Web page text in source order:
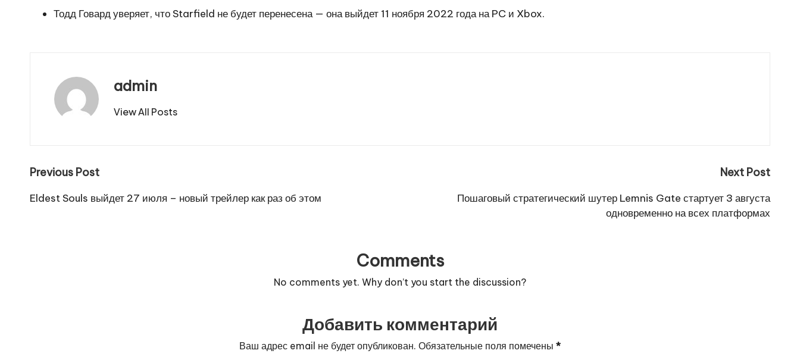
Тодд Говард уверяет, что Starfield не будет перенесена — она выйдет 11 ноября 2022 года на PC и Xbox.
admin
View All Posts
Post
navigation
Previous Post
Eldest Souls выйдет 27 июля – новый трейлер как раз об этом
Next Post
Пошаговый стратегический шутер Lemnis Gate стартует 3 августа
одновременно на всех платформах
Comments
No comments yet. Why don’t you start the discussion?
Добавить комментарий
Ваш адрес email не будет опубликован. Обязательные поля помечены *